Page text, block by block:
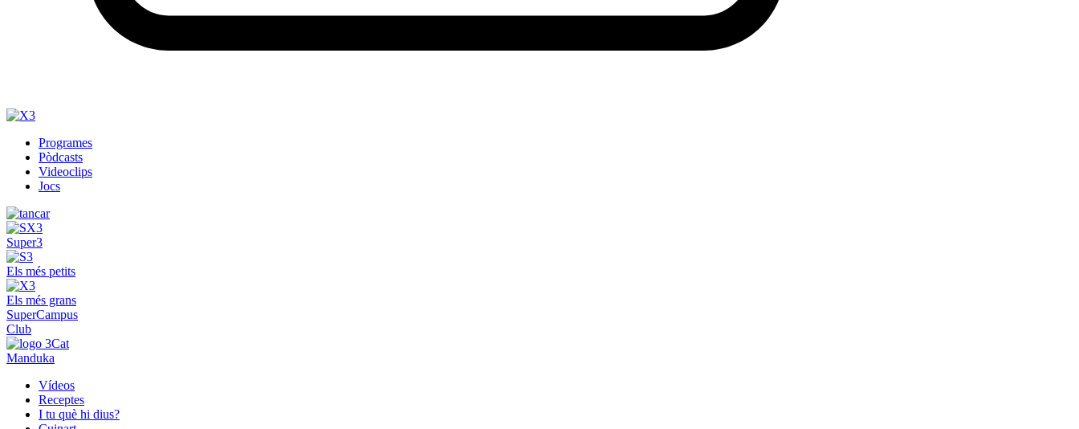
Programes
Pòdcasts
Videoclips
Jocs
Super3
Els més petits
Els més grans
SuperCampus
Club
Manduka
Vídeos
Receptes
I tu què hi dius?